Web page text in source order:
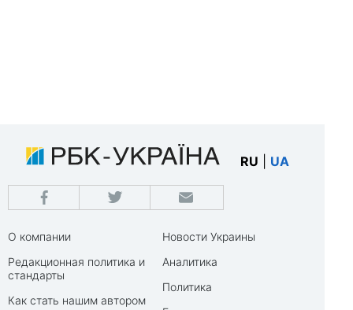
RU UA
О компании
Редакционная политика и
стандарты
Как стать нашим автором
Новости Украины
Аналитика
Политика